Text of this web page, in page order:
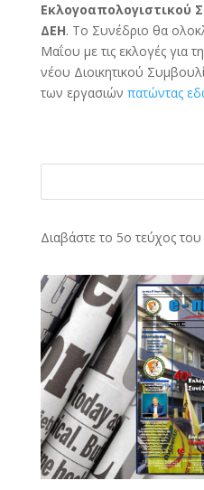
Εκλογοαπολογιστικού
ΔΕΗ. Το Συνέδριο θα
Μαΐου με τις εκλογές για
νέου Διοικητικού
των εργασιών πατώντας
Διαβάστε το 5ο τεύχος